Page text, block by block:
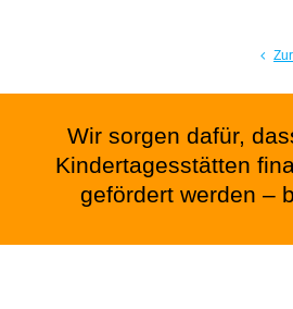
Wir sorgen dafür,
Kindertagesstätten
gefördert werden –